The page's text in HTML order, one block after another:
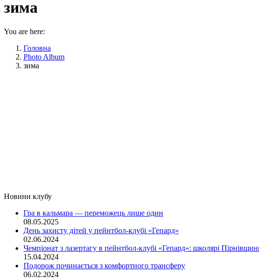
зима
You are here:
Головна
Photo Album
зима
Новини клубу
Гра в кальмара — переможець лише один
08.05.2025
День захисту дітей у пейнтбол-клубі «Гепард»
02.06.2024
Чемпіонат з лазертагу в пейнтбол-клубі «Гепард»: школярі
15.04.2024
Подорож починається з комфортного трансферу
06.02.2024